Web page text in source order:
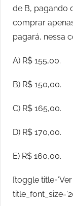
de B, pagando
comprar
pagará, nessa
A) R$ 155,00.
B) R$ 150,00.
C) R$ 165,00.
D) R$ 170,00.
E) R$ 160,00.
[toggle